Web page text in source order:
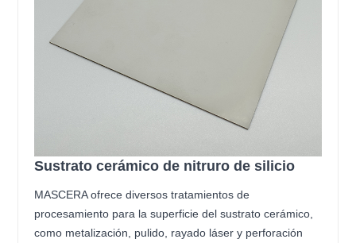
Sustrato cerámico de nitruro de silicio
MASCERA ofrece diversos tratamientos de
procesamiento para la superficie del sustrato cerámico,
como metalización, pulido, rayado láser y perforación